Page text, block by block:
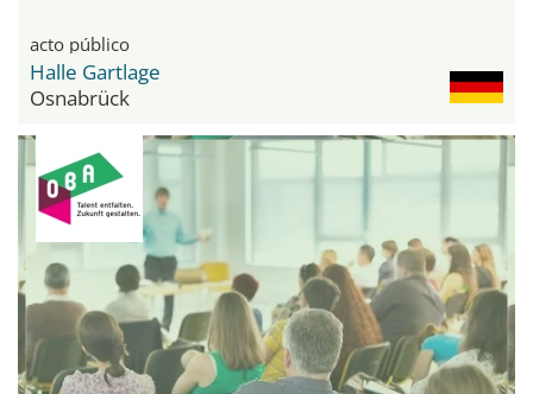
acto público
Halle Gartlage
Osnabrück